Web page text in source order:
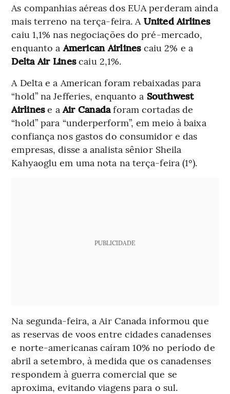
As companhias aéreas dos EUA perderam ainda
mais terreno na terça-feira. A United Airlines
caiu 1,1% nas negociações do pré-mercado,
enquanto aAmerican Airlines caiu 2% e a
Delta Air Linescaiu 2,1%.
A Delta e a American foram rebaixadas para
“hold” na Jefferies, enquanto a Southwest
Airlinese a Air Canadaforam cortadas de
“hold” para “underperform”, em meio à baixa
confiança nos gastos do consumidor e das
empresas, disse a analista sênior Sheila
Kahyaoglu em uma nota na terça-feira (1º).
PUBLICIDADE
Na segunda-feira, a Air Canada informou que
as reservas de voos entre cidades canadenses
e norte-americanas caíram 10% no período de
abril a setembro, à medida que os canadenses
respondem à guerra comercial que se
aproxima, evitando viagens para o sul.